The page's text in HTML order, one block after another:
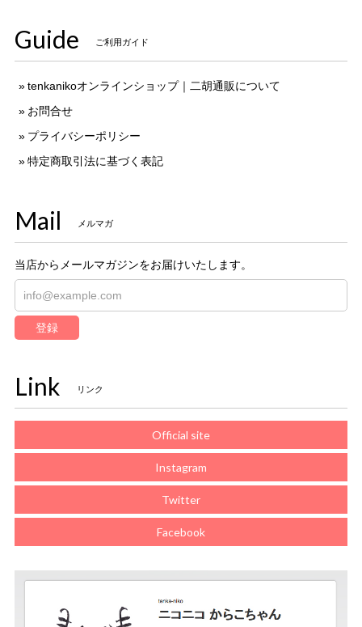
Guide ご利用ガイド
tenkanikoオンラインショップ｜二胡通販について
お問合せ
プライバシーポリシー
特定商取引法に基づく表記
Mail メルマガ
当店からメールマガジンをお届けいたします。
登録
Link リンク
Official site
Instagram
Twitter
Facebook